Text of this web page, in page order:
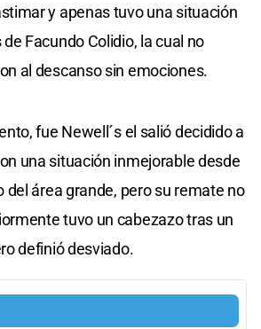
y apenas tuvo una situación
Facundo Colidio, la cual no
al descanso sin emociones.
fue Newell´s el salió decidido a
una situación inmejorable desde
del área grande, pero su remate no
tuvo un cabezazo tras un
definió desviado.